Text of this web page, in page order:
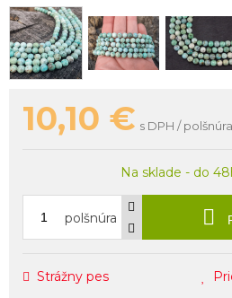
10,10 € s DPH / polšnúra
Na sklade - do
polšnúra
Strážny pes